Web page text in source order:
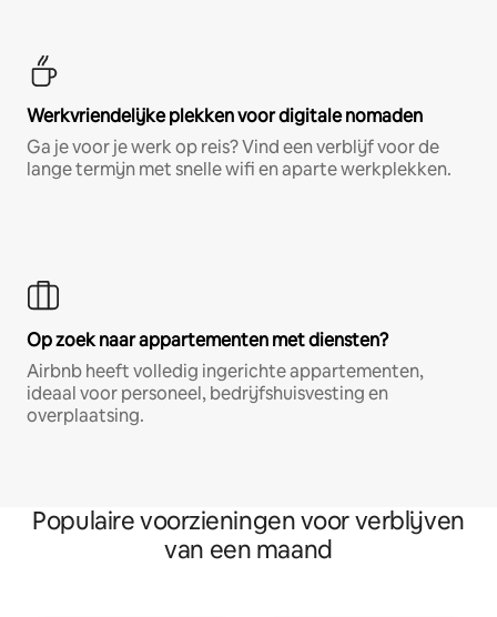
Werkvriendelijke plekken voor digitale nomaden
Ga je voor je werk op reis? Vind een verblijf voor de
lange termijn met snelle wifi en aparte werkplekken.
Op zoek naar appartementen met diensten?
Airbnb heeft volledig ingerichte appartementen,
ideaal voor personeel, bedrijfshuisvesting en
overplaatsing.
Populaire voorzieningen voor verblijven
van een maand